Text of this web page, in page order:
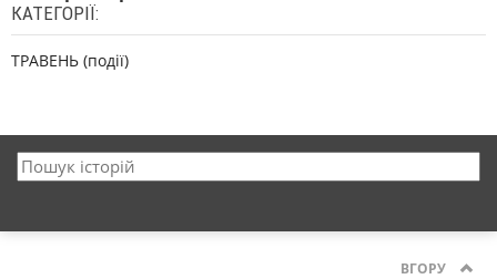
КАТЕГОРІЇ:
ТРАВЕНЬ (події)
ВГОРУ